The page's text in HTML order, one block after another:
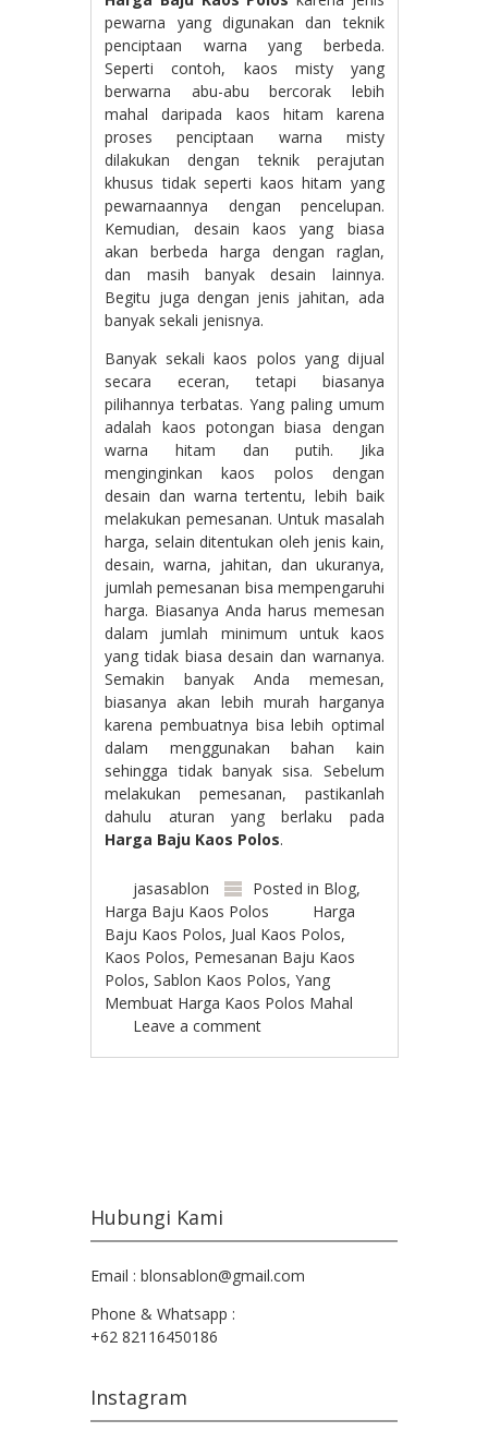
pewarna yang digunakan dan teknik
penciptaan warna yang berbeda.
Seperti contoh, kaos misty yang
berwarna abu-abu bercorak lebih
mahal daripada kaos hitam karena
proses penciptaan warna misty
dilakukan dengan teknik perajutan
khusus tidak seperti kaos hitam yang
pewarnaannya dengan pencelupan.
Kemudian, desain kaos yang biasa
akan berbeda harga dengan raglan,
dan masih banyak desain lainnya.
Begitu juga dengan jenis jahitan, ada
banyak sekali jenisnya.
Banyak sekali kaos polos yang dijual
secara eceran, tetapi biasanya
pilihannya terbatas. Yang paling umum
adalah kaos potongan biasa dengan
warna hitam dan putih. Jika
menginginkan kaos polos dengan
desain dan warna tertentu, lebih baik
melakukan pemesanan. Untuk masalah
harga, selain ditentukan oleh jenis kain,
desain, warna, jahitan, dan ukuranya,
jumlah pemesanan bisa mempengaruhi
harga. Biasanya Anda harus memesan
dalam jumlah minimum untuk kaos
yang tidak biasa desain dan warnanya.
Semakin banyak Anda memesan,
biasanya akan lebih murah harganya
karena pembuatnya bisa lebih optimal
dalam menggunakan bahan kain
sehingga tidak banyak sisa. Sebelum
melakukan pemesanan, pastikanlah
dahulu aturan yang berlaku pada
Harga Baju Kaos Polos.
jasasablon Posted in Blog,
Harga Baju Kaos Polos
Harga
Baju Kaos Polos, Jual Kaos Polos,
Kaos Polos, Pemesanan Baju Kaos
Polos,Sablon Kaos Polos,Yang
Membuat Harga Kaos Polos Mahal
Leave a comment
Hubungi Kami
Email : blonsablon@gmail.com
Phone & Whatsapp :
+62 82116450186
Instagram